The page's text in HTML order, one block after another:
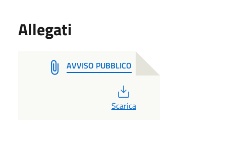
Allegati
AVVISO PUBBLICO
Scarica